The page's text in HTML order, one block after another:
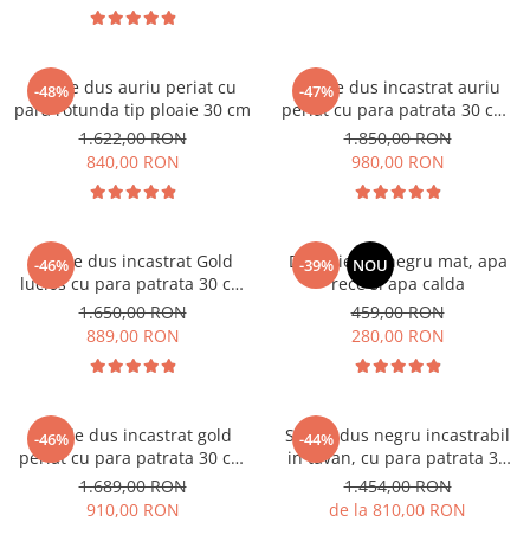
-48%
Set de dus auriu periat cu
para rotunda tip ploaie 30 cm
1.622,00 RON
840,00 RON
-47%
Set de dus incastrat auriu
periat cu para patrata 30 cm,
3 functii de curgere a apei
1.850,00 RON
980,00 RON
-46%
Set de dus incastrat Gold
lucios cu para patrata 30 cm
latura , 3 functii de curgere a
apei
1.650,00 RON
889,00 RON
-39% NOU
Dus igienic, negru mat, apa
rece si apa calda
459,00 RON
280,00 RON
-46%
Set de dus incastrat gold
periat cu para patrata 30 cm
latura, cu 2 functii de curgere,
Nova gold
1.689,00 RON
910,00 RON
-44%
Set de dus negru incastrabil
in tavan, cu para patrata 30
cm, 2 sau 3 functii de curgere
a apei,Nova Black
1.454,00 RON
de la 810,00 RON